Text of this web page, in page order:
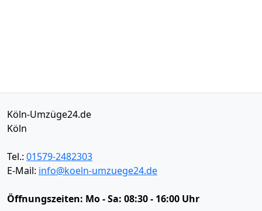
Köln-Umzüge24.de
Köln
Tel.: 01579-2482303
E-Mail: info@koeln-umzuege24.de
Öffnungszeiten: Mo - Sa: 08:30 - 16:00 Uhr